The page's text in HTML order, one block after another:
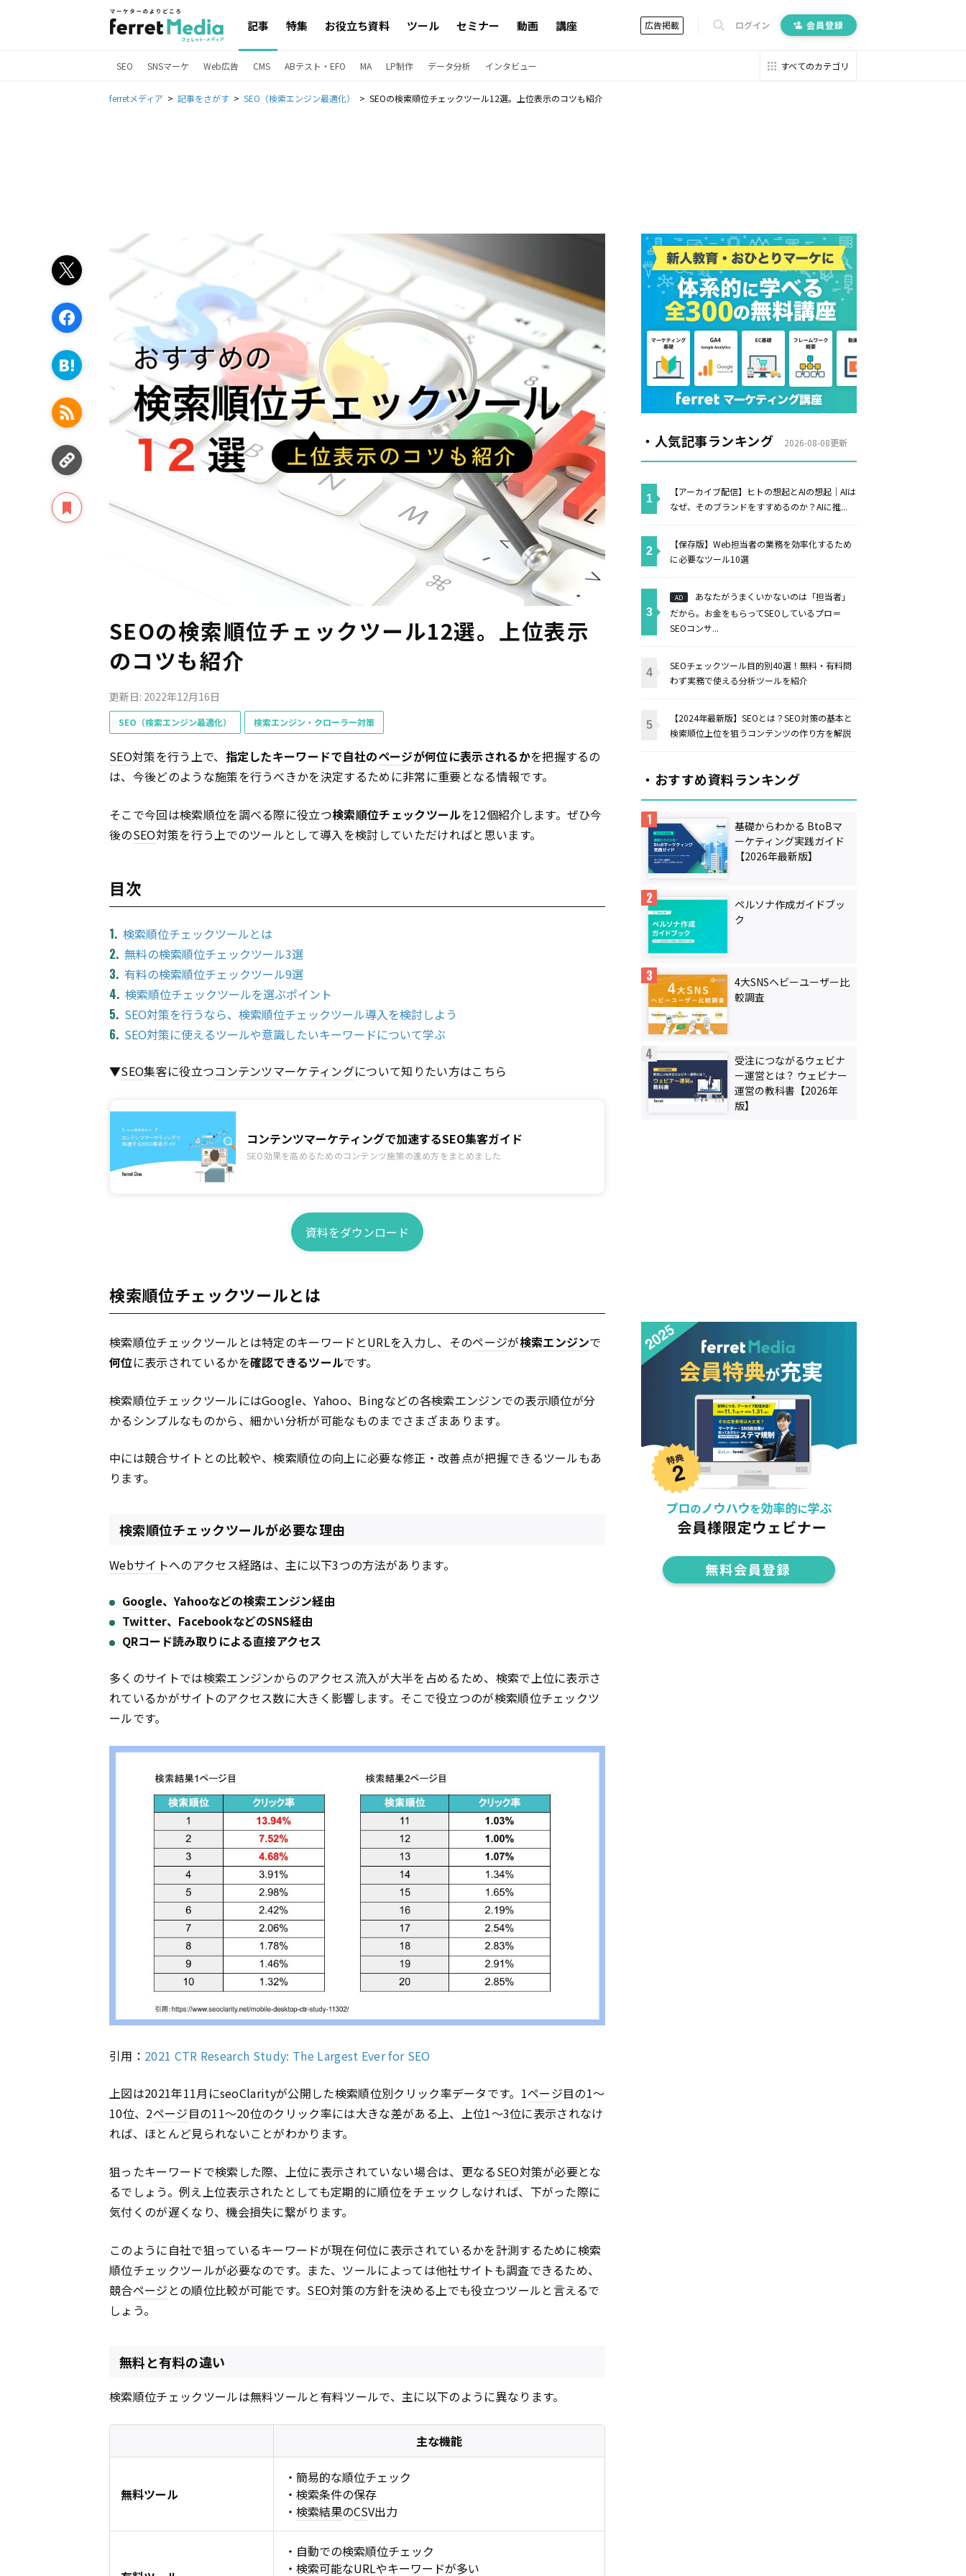
記事 特集 お役立ち資料 ツール セミナー 動画 講座 広告掲載 ログイン 会員登録
SEO SNSマーケ Web広告 CMS ABテスト・EFO MA LP制作 データ分析 インタビュー すべてのカテゴリ
ferretメディア 記事をさがす SEO（検索エンジン最適化） SEOの検索順位チェックツール12選。上位表示のコツも紹介
SEOの検索順位チェックツール12選。上位表示
のコツも紹介
更新日: 2022年12月16日
SEO（検索エンジン最適化） 検索エンジン・クローラー対策
SEO対策を行う上で、 指定したキーワードで自社のページが何位に表示されるかを把握するの
は、今後どのような施策を行うべきかを決定するために非常に重要となる情報です。
そこで今回は検索順位を調べる際に役立つ検索順位チェックツールを12個紹介します。ぜひ今
後のSEO対策を行う上でのツールとして導入を検討していただければと思います。
目次
検索順位チェックツールとは
無料の検索順位チェックツール3選
有料の検索順位チェックツール9選
検索順位チェックツールを選ぶポイント
SEO対策を行うなら、検索順位チェックツール導入を検討しよう
SEO対策に使えるツールや意識したいキーワードについて学ぶ
▼SEO集客に役立つコンテンツマーケティングについて知りたい方はこちら
コンテンツマーケティングで加速するSEO集客ガイド
SEO効果を高めるためのコンテンツ施策の進め方をまとめました
資料をダウンロード
検索順位チェックツールとは
検索順位チェックツールとは特定のキーワードとURLを入力し、そのページが検索エンジンで
何位に表示されているかを確認できるツールです。
検索順位チェックツールにはGoogle、Yahoo、Bingなどの各検索エンジンでの表示順位が分
かるシンプルなものから、細かい分析が可能なものまでさまざまあります。
中には競合サイトとの比較や、検索順位の向上に必要な修正・改善点が把握できるツールもあ
ります。
検索順位チェックツールが必要な理由
Webサイトへのアクセス経路は、主に以下3つの方法があります。
Google、Yahooなどの検索エンジン経由
Twitter、FacebookなどのSNS経由
QRコード読み取りによる直接アクセス
多くのサイトでは検索エンジンからのアクセス流入が大半を占めるため、検索で上位に表示さ
れているかがサイトのアクセス数に大きく影響します。そこで役立つのが検索順位チェックツ
ールです。
引用： 2021 CTR Research Study: The Largest Ever for SEO
上図は2021年11月にseoClarityが公開した検索順位別クリック率データです。1ページ目の1〜
10位、2ページ目の11〜20位のクリック率には大きな差がある上、上位1〜3位に表示されなけ
れば、ほとんど見られないことがわかります。
狙ったキーワードで検索した際、上位に表示されていない場合は、更なるSEO対策が必要とな
るでしょう。例え上位表示されたとしても定期的に順位をチェックしなければ、下がった際に
気付くのが遅くなり、機会損失に繋がります。
このように自社で狙っているキーワードが現在何位に表示されているかを計測するために検索
順位チェックツールが必要なのです。また、ツールによっては他社サイトも調査できるため、
競合ページ との順位比較が可能です。 SEO対策の方針を決める上でも役立つツールと言えるで
しょう。
無料と有料の違い
検索順位チェックツールは無料ツールと有料ツールで、主に以下のように異なります。
主な機能
無料ツール
・簡易的な順位チェック
・検索条件の保存
・ 検索結果のCSV出力
・自動での検索順位チェック
・検索可能なURLやキーワードが多い
・人気記事ランキング 2026-08-08更新
【アーカイブ配信】ヒトの想起とAIの想起｜AIは
なぜ、そのブランドをすすめるのか？AIに推...
【保存版】Web担当者の業務を効率化するため
に必要なツール10選
AD
あなたがうまくいかないのは「担当者」
だから。お金をもらってSEOしているプロ＝
SEOコンサ...
SEOチェックツール目的別40選！無料・有料問
わず実務で使える分析ツールを紹介
【2024年最新版】SEOとは？SEO対策の基本と
検索順位上位を狙うコンテンツの作り方を解説
・おすすめ資料ランキング
基礎からわかる BtoBマ
ーケティング実践ガイド
【2026年最新版】
ペルソナ作成ガイドブッ
ク
4大SNSヘビーユーザー比
較調査
受注につながるウェビナ
ー運営とは？ ウェビナー
運営の教科書【2026年
版】